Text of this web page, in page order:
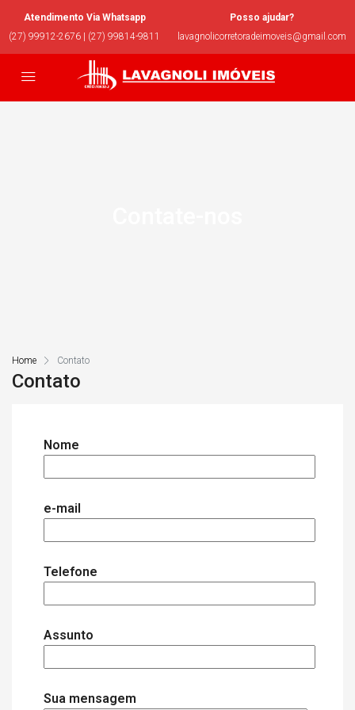
Atendimento Via Whatsapp
(27) 99912-2676 | (27) 99814-9811
Posso ajudar?
lavagnolicorretoradeimoveis@gmail.com
Home Contato
Contato
Nome
e-mail
Telefone
Assunto
Sua mensagem